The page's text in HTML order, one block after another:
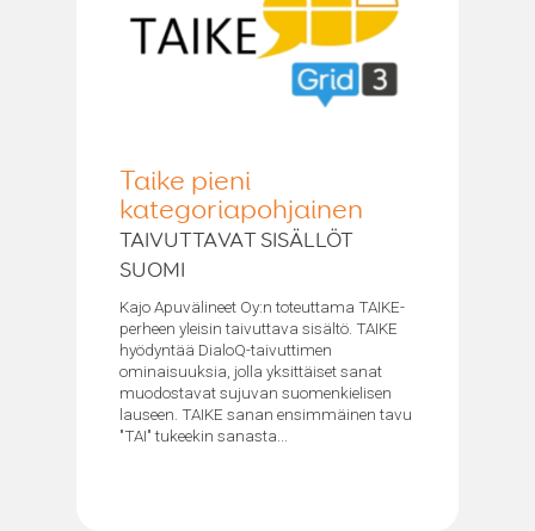
Taike pieni
kategoriapohjainen
TAIVUTTAVAT SISÄLLÖT
SUOMI
Kajo Apuvälineet Oy:n toteuttama TAIKE-
perheen yleisin taivuttava sisältö. TAIKE
hyödyntää DialoQ-taivuttimen
ominaisuuksia, jolla yksittäiset sanat
muodostavat sujuvan suomenkielisen
lauseen. TAIKE sanan ensimmäinen tavu
"TAI" tukeekin sanasta...